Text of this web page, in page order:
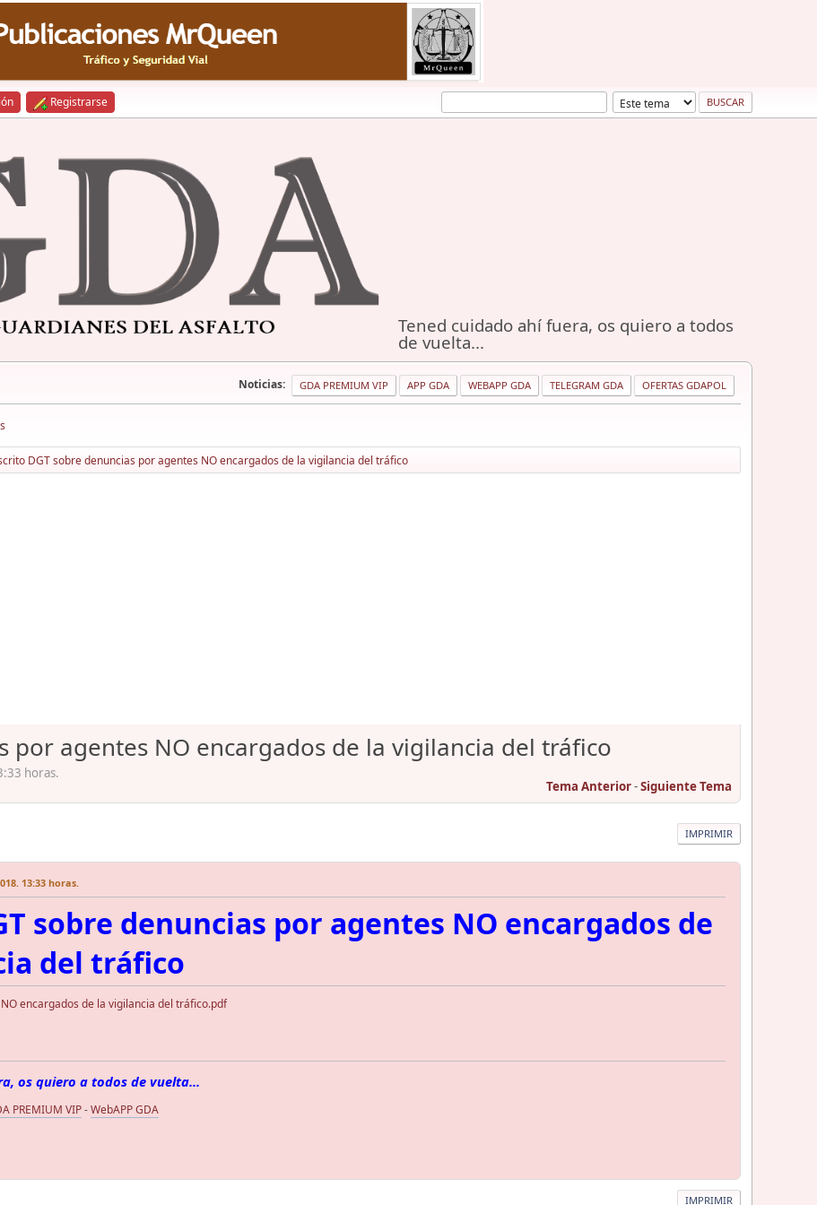
Registrarse
Tened cuidado ahí fuera, os quiero a todos
de vuelta...
Noticias: GDA PREMIUM VIP APP GDA WEBAPP GDA TELEGRAM GDA OFERTAS GDAPOL
DGT sobre denuncias por agentes NO encargados de la vigilancia del tráfico
por agentes NO encargados de la vigilancia del tráfico
horas.
Tema Anterior-Siguiente Tema
IMPRIMIR
13:33 horas.
sobre denuncias por agentes NO encargados de
del tráfico
encargados de la vigilancia del tráfico.pdf
os quiero a todos de vuelta...
PREMIUM VIP-WebAPP GDA
IMPRIMIR